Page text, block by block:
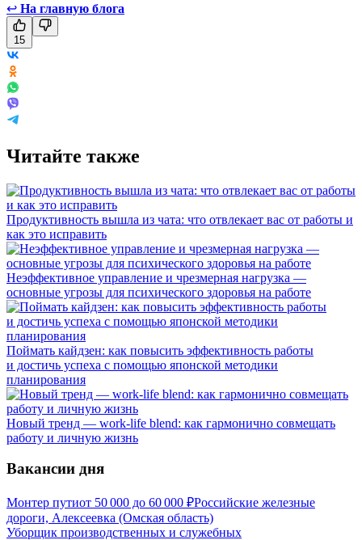
↩ На главную блога
15
Читайте также
Продуктивность вышла из чата: что отвлекает вас от работы и
как это исправить
Неэффективное управление и чрезмерная нагрузка —
основные угрозы для психического здоровья на работе
Поймать кайдзен: как повысить эффективность работы
и достичь успеха с помощью японской методики
планирования
Новый тренд — work-life blend: как гармонично совмещать
работу и личную жизнь
Вакансии дня
Монтер путиот 50 000 до 60 000 ₽Российские железные
дороги, Алексеевка (Омская область)
Уборщик производственных и служебных